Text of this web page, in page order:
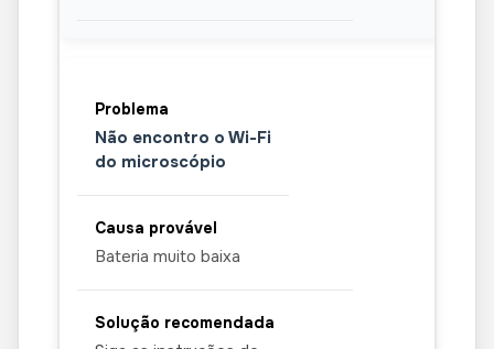
Não encontro o Wi-Fi
do microscópio
Bateria muito baixa